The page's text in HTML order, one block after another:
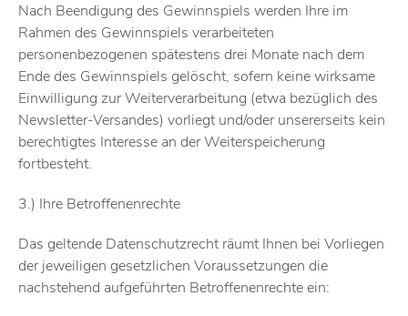
Nach Beendigung des Gewinnspiels werden Ihre im
Rahmen des Gewinnspiels verarbeiteten
personenbezogenen spätestens drei Monate nach dem
Ende des Gewinnspiels gelöscht, sofern keine wirksame
Einwilligung zur Weiterverarbeitung (etwa bezüglich des
Newsletter-Versandes) vorliegt und/oder unsererseits kein
berechtigtes Interesse an der Weiterspeicherung
fortbesteht.
3.) Ihre Betroffenenrechte
Das geltende Datenschutzrecht räumt Ihnen bei Vorliegen
der jeweiligen gesetzlichen Voraussetzungen die
nachstehend aufgeführten Betroffenenrechte ein: